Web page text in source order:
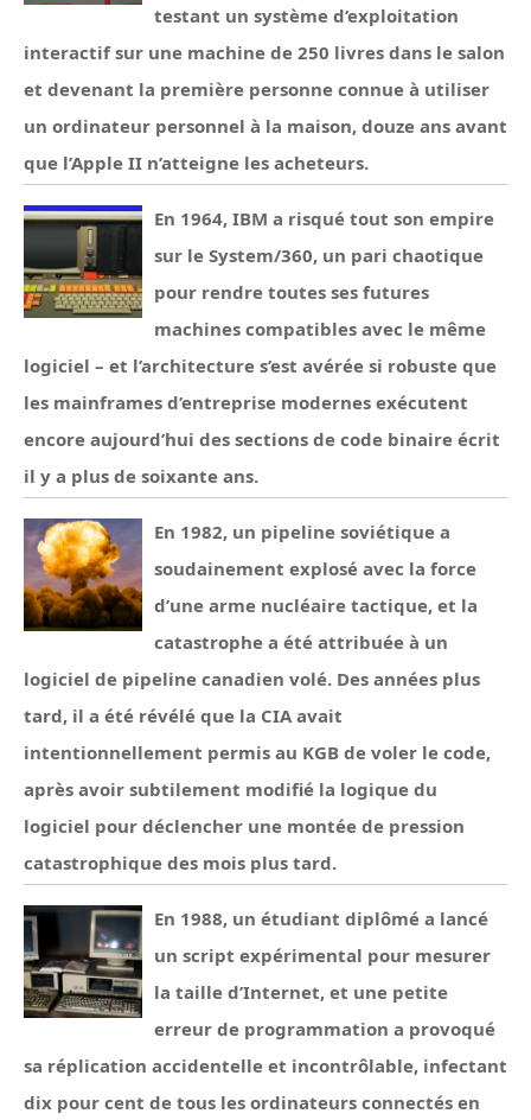
testant un système d’exploitation
interactif sur une machine de 250 livres dans le salon
et devenant la première personne connue à utiliser
un ordinateur personnel à la maison, douze ans avant
que l’Apple II n’atteigne les acheteurs.
En 1964, IBM a risqué tout son empire
sur le System/360, un pari chaotique
pour rendre toutes ses futures
machines compatibles avec le même
logiciel – et l’architecture s’est avérée si robuste que
les mainframes d’entreprise modernes exécutent
encore aujourd’hui des sections de code binaire écrit
il y a plus de soixante ans.
En 1982, un pipeline soviétique a
soudainement explosé avec la force
d’une arme nucléaire tactique, et la
catastrophe a été attribuée à un
logiciel de pipeline canadien volé. Des années plus
tard, il a été révélé que la CIA avait
intentionnellement permis au KGB de voler le code,
après avoir subtilement modifié la logique du
logiciel pour déclencher une montée de pression
catastrophique des mois plus tard.
En 1988, un étudiant diplômé a lancé
un script expérimental pour mesurer
la taille d’Internet, et une petite
erreur de programmation a provoqué
sa réplication accidentelle et incontrôlable, infectant
dix pour cent de tous les ordinateurs connectés en